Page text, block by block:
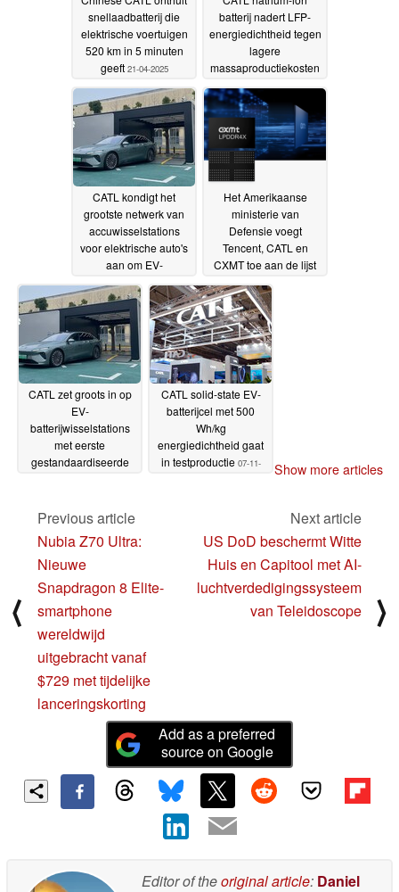
snellaadbatterij die
elektrische voertuigen
520 km in 5 minuten
geeft 21-04-2025
batterij nadert LFP-
energiedichtheid tegen
lagere
massaproductiekosten
21-03-2025
CATL kondigt het
grootste netwerk van
accuwisselstations
voor elektrische auto's
aan om EV-
laadsnelheden en
doorverkoopwaarde te
verbeteren
18-03-2025
Het Amerikaanse
ministerie van
Defensie voegt
Tencent, CATL en
CXMT toe aan de lijst
van Chinese bedrijven
met militaire banden
01-2025
CATL zet groots in op
EV-
batterijwisselstations
met eerste
gestandaardiseerde
worden gehuurd19-12-
CATL solid-state EV-
batterijcel met 500
Wh/kg
energiedichtheid gaat
in testproductie 07-11-
Show more articles
⟨
Previous article
Nubia Z70 Ultra:
Nieuwe
Snapdragon 8 Elite-
smartphone
wereldwijd
uitgebracht vanaf
$729 met tijdelijke
lanceringskorting
Next article
US DoD beschermt Witte
Huis en Capitool met AI-
luchtverdedigingssysteem
van Teleidoscope
⟩
Add as a preferred
source on Google
Editor of theoriginal article: Daniel